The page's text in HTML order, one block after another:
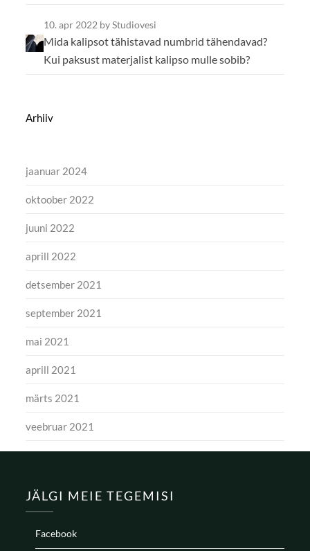
10. apr 2022 by Studiovesi
Mida kalipsot tähistavad numbrid tähendavad?
Kui paksust materjalist kalipso mulle sobib?
Arhiiv
jaanuar 2024
oktoober 2022
juuni 2022
aprill 2022
detsember 2021
september 2021
mai 2021
aprill 2021
märts 2021
veebruar 2021
JÄLGI MEIE TEGEMISI
Facebook